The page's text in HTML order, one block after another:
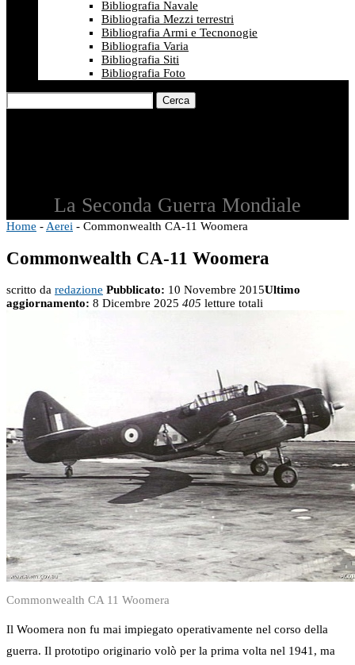
Bibliografia Navale
Bibliografia Mezzi terrestri
Bibliografia Armi e Tecnonogie
Bibliografia Varia
Bibliografia Siti
Bibliografia Foto
Cerca
La Seconda Guerra Mondiale
Home - Aerei - Commonwealth CA-11 Woomera
Commonwealth CA-11 Woomera
scritto da redazione Pubblicato: 10 Novembre 2015Ultimo
aggiornamento: 8 Dicembre 2025 405 letture totali
Commonwealth CA 11 Woomera
Il Woomera non fu mai impiegato operativamente nel corso della
guerra. Il prototipo originario volò per la prima volta nel 1941, ma